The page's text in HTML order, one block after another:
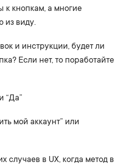
к кнопкам, а многие
из виду.
и инструкции, будет ли
Если нет, то поработайте
“Да”
мой аккаунт” или
случаев в UX, когда метод в